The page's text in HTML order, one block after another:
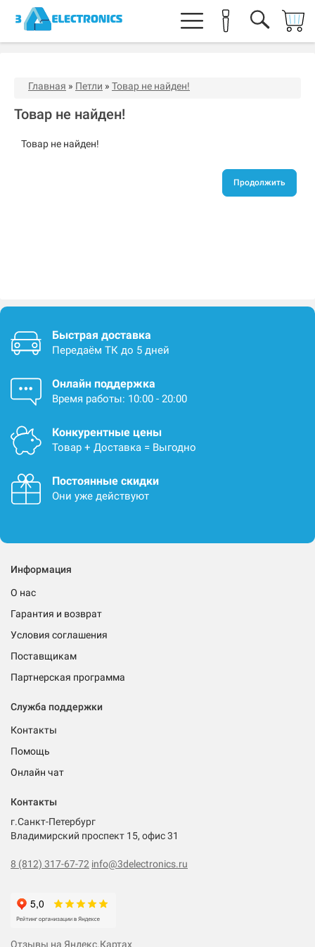
Главная » Петли » Товар не найден!
Товар не найден!
Товар не найден!
Продолжить
Быстрая доставка
Передаём ТК до 5 дней
Онлайн поддержка
Время работы: 10:00 - 20:00
Конкурентные цены
Товар + Доставка = Выгодно
Постоянные скидки
Они уже действуют
Информация
О нас
Гарантия и возврат
Условия соглашения
Поставщикам
Партнерская программа
Служба поддержки
Контакты
Помощь
Онлайн чат
Контакты
г.Санкт-Петербург
Владимирский проспект 15, офис 31
8 (812) 317-67-72 info@3delectronics.ru
Отзывы на Яндекс.Картах